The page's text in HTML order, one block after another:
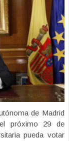
de Madrid
próximo 29 de
pueda votar